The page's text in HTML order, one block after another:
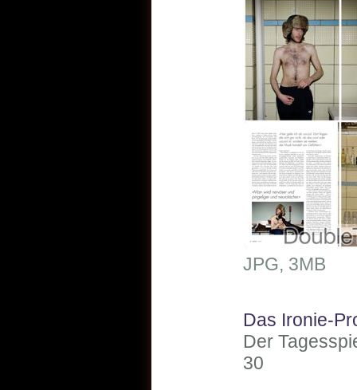
JPG, 3MB
Das Ironie-
Der
30